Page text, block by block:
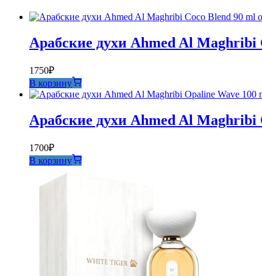
Арабские духи Ahmed Al Maghribi
1750₽
В корзину
Арабские духи Ahmed Al Maghribi
1700₽
В корзину